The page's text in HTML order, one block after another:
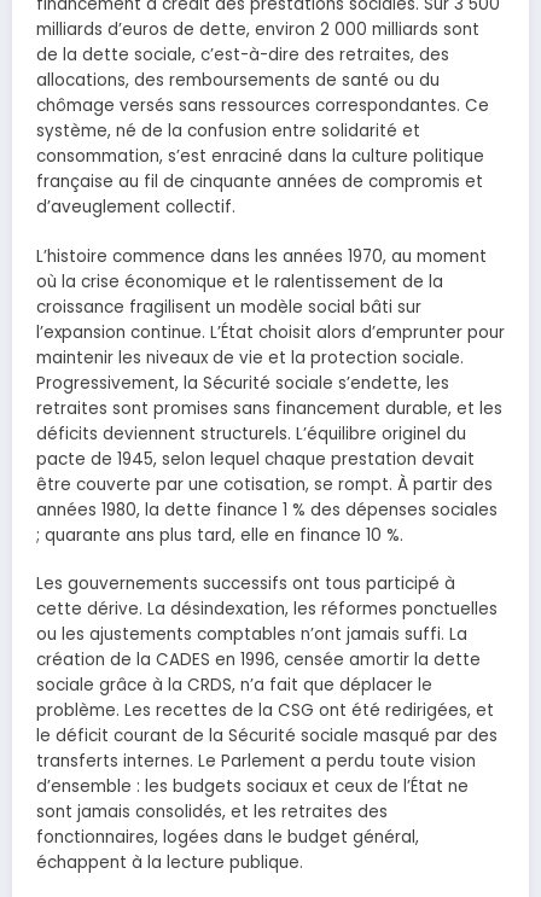
financement à crédit des prestations sociales. Sur 3 500
milliards d’euros de dette, environ 2 000 milliards sont
de la dette sociale, c’est-à-dire des retraites, des
allocations, des remboursements de santé ou du
chômage versés sans ressources correspondantes. Ce
système, né de la confusion entre solidarité et
consommation, s’est enraciné dans la culture politique
française au fil de cinquante années de compromis et
d’aveuglement collectif.
L’histoire commence dans les années 1970, au moment
où la crise économique et le ralentissement de la
croissance fragilisent un modèle social bâti sur
l’expansion continue. L’État choisit alors d’emprunter pour
maintenir les niveaux de vie et la protection sociale.
Progressivement, la Sécurité sociale s’endette, les
retraites sont promises sans financement durable, et les
déficits deviennent structurels. L’équilibre originel du
pacte de 1945, selon lequel chaque prestation devait
être couverte par une cotisation, se rompt. À partir des
années 1980, la dette finance 1 % des dépenses sociales
; quarante ans plus tard, elle en finance 10 %.
Les gouvernements successifs ont tous participé à
cette dérive. La désindexation, les réformes ponctuelles
ou les ajustements comptables n’ont jamais suffi. La
création de la CADES en 1996, censée amortir la dette
sociale grâce à la CRDS, n’a fait que déplacer le
problème. Les recettes de la CSG ont été redirigées, et
le déficit courant de la Sécurité sociale masqué par des
transferts internes. Le Parlement a perdu toute vision
d’ensemble : les budgets sociaux et ceux de l’État ne
sont jamais consolidés, et les retraites des
fonctionnaires, logées dans le budget général,
échappent à la lecture publique.